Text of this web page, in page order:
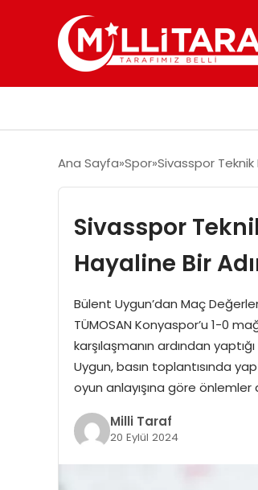
Ana Sayfa Spor Sivasspor Teknik
Sivasspor
Hayaline Bir
Bülent Uygun’dan Maç
TÜMOSAN Konyaspor’u 1-0
karşılaşmanın ardından
Uygun, basın toplantısında
oyun anlayışına göre önlemler
Milli Taraf
20 Eylül 2024